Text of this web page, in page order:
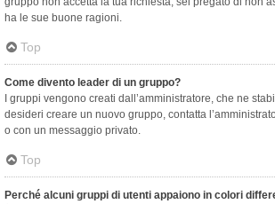
ha le sue buone ragioni.
Top
Come divento leader di un gruppo?
I gruppi vengono creati dall’amministratore, che ne
desideri creare un nuovo gruppo, contatta
o con un messaggio privato.
Top
Perché alcuni gruppi di utenti appaiono in colori